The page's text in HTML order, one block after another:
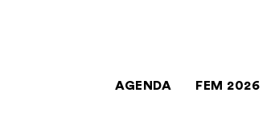
AGENDA FEM 2026